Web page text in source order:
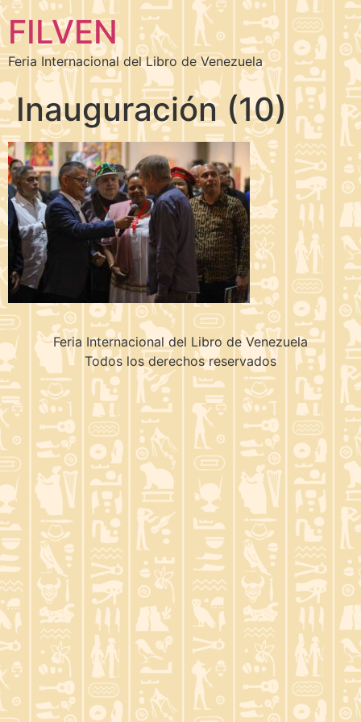
FILVEN
Feria Internacional del Libro de Venezuela
Inauguración (10)
Feria Internacional del Libro de Venezuela
Todos los derechos reservados